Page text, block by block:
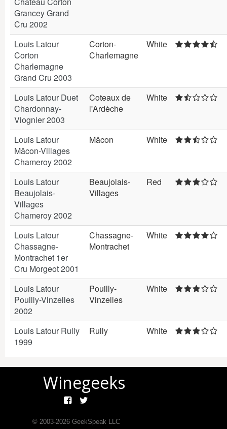
Grancey Grand
Cru 2002
Louis Latour
Corton
Charlemagne
Grand Cru 2003
Corton-
Charlemagne
White
Louis Latour Duet
Chardonnay-
Viognier 2003
Coteaux de
l'Ardèche
White
Louis Latour
Mâcon-Villages
Chameroy 2002
Mâcon White
Louis Latour
Beaujolais-
Villages
Chameroy 2002
Beaujolais-
Villages
Red
Louis Latour
Chassagne-
Montrachet 1er
Cru Morgeot 2001
Chassagne-
Montrachet
White
Louis Latour
Pouilly-Vinzelles
2002
Pouilly-
Vinzelles
White
Louis Latour Rully
1999
Rully White
Winegeeks
© 2003-2026GeekSpeak LLC